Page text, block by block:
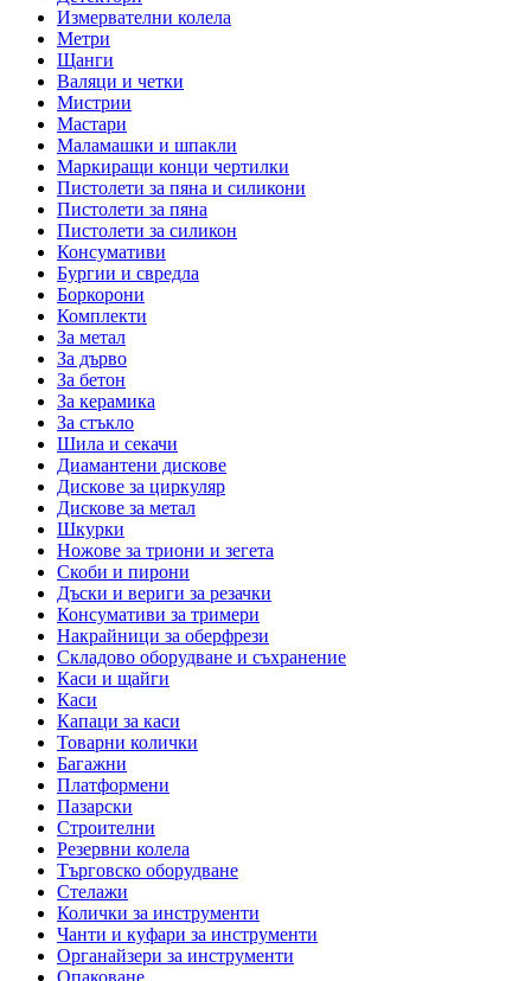
Измервателни колела
Метри
Щанги
Валяци и четки
Мистрии
Мастари
Маламашки и шпакли
Маркиращи конци чертилки
Пистолети за пяна и силикони
Пистолети за пяна
Пистолети за силикон
Консумативи
Бургии и свредла
Боркорони
Комплекти
За метал
За дърво
За бетон
За керамика
За стъкло
Шила и секачи
Диамантени дискове
Дискове за циркуляр
Дискове за метал
Шкурки
Ножове за триони и зегета
Скоби и пирони
Дъски и вериги за резачки
Консумативи за тримери
Накрайници за оберфрези
Складово оборудване и съхранение
Каси и щайги
Каси
Капаци за каси
Товарни колички
Багажни
Платформени
Пазарски
Строителни
Резервни колела
Търговско оборудване
Стелажи
Колички за инструменти
Чанти и куфари за инструменти
Органайзери за инструменти